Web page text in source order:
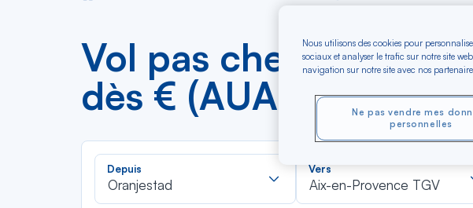
Vol pas cher
dès € (AUA-QXB)
Depuis
Oranjestad
Rechercher
dans
la
Vers
Aix-en-Provence TGV
Nous utilisons des cookies pour
sociaux et analyser le trafic sur notre site
navigation sur notre site avec nos
Ne pas vendre mes
personnelles